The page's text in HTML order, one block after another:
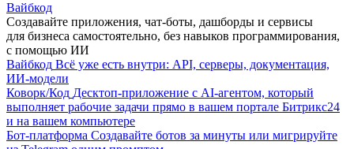
Вайбкод
Создавайте приложения, чат-боты, дашборды и сервисы
для бизнеса самостоятельно, без навыков программирования,
с помощью ИИ
Вайбкод Всё уже есть внутри: API, серверы, документация,
ИИ-модели
Коворк/Код Десктоп-приложение с AI-агентом, который
выполняет рабочие задачи прямо в вашем портале Битрикс24
и на вашем компьютере
Бот-платформа Создавайте ботов за минуты или мигрируйте